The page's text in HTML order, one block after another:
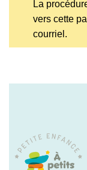
La
vers cette
courriel.